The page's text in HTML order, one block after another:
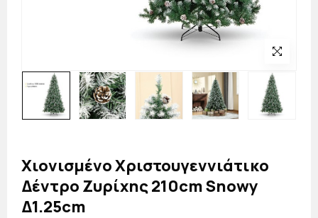
Χιονισμένο Χριστουγεννιάτικο
Δέντρο Ζυρίχης 210cm Snowy
Δ1.25cm